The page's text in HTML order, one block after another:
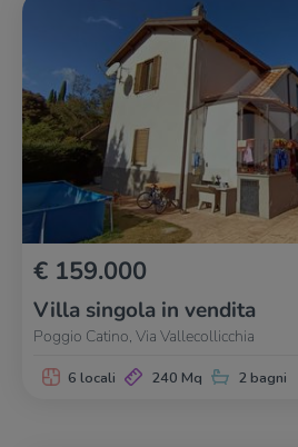
€ 159.000
Villa singola in vendita
Poggio Catino, Via Vallecollicchia
6 locali 240 Mq 2 bagni